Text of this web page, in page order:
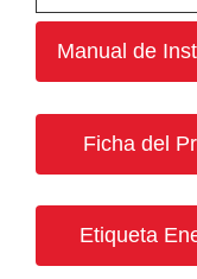
Manual de
Ficha del
Etiqueta